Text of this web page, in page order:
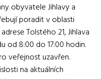
obyvatele Jihlavy a
poradit v oblasti
Tolstého 21, Jihlava
od 8:00 do 17:00 hodin.
veřejnost uzavřen.
na aktuálních